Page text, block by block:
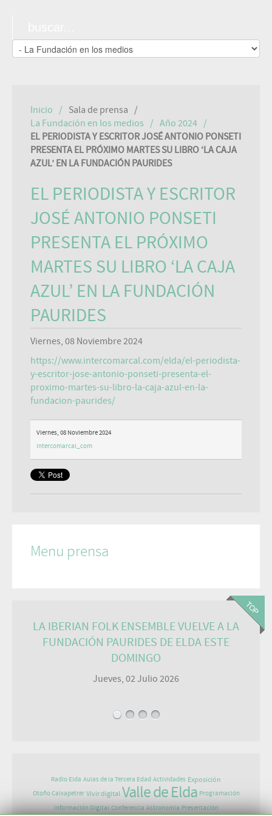
Inicio
Sala de prensa
La Fundación en los medios
Año 2024
EL PERIODISTA Y ESCRITOR JOSÉ ANTONIO PONSETI
PRESENTA EL PRÓXIMO MARTES SU LIBRO ‘LA CAJA
AZUL’ EN LA FUNDACIÓN PAURIDES
EL PERIODISTA Y ESCRITOR
JOSÉ ANTONIO PONSETI
PRESENTA EL PRÓXIMO
MARTES SU LIBRO ‘LA CAJA
AZUL’ EN LA FUNDACIÓN
PAURIDES
Viernes, 08 Noviembre 2024
https://www.intercomarcal.com/elda/el-periodista-
y-escritor-jose-antonio-ponseti-presenta-el-
proximo-martes-su-libro-la-caja-azul-en-la-
fundacion-paurides/
Viernes, 08 Noviembre 2024
Intercomarcal_com
Menu prensa
LA IBERIAN FOLK ENSEMBLE VUELVE A LA
FUNDACIÓN PAURIDES DE ELDA ESTE
DOMINGO
Jueves, 02 Julio 2026
Radio Elda Aulas de la Tercera Edad Actividades Exposición
Otoño Caixapetrer Vivir digital Valle de Elda Programación
Información Digital Conferencia Astronomía Presentación